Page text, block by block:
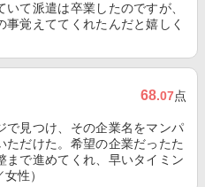
て派遣は卒業したのですが、
覚えててくれたんだと嬉しく
68.07点
で見つけ、その企業名をマンパ
ただけた。希望の企業だったた
まで進めてくれ、早いタイミン
性）